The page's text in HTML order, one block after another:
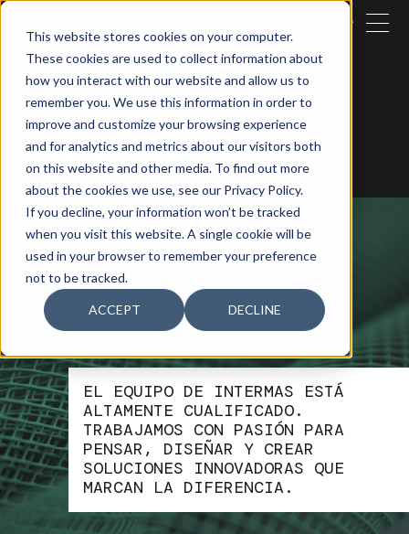
This website stores cookies on your computer.
These cookies are used to collect information about
how you interact with our website and allow us to
remember you. We use this information in order to
improve and customize your browsing experience
and for analytics and metrics about our visitors both
on this website and other media. To find out more
about the cookies we use, see our Privacy Policy.
If you decline, your information won’t be tracked
when you visit this website. A single cookie will be
used in your browser to remember your preference
not to be tracked.
ACCEPT DECLINE
BUSCAR
CERRAR
Talento
EL EQUIPO DE INTERMAS ESTÁ
ALTAMENTE CUALIFICADO.
TRABAJAMOS CON PASIÓN PARA
PENSAR, DISEÑAR Y CREAR
SOLUCIONES INNOVADORAS QUE
MARCAN LA DIFERENCIA.